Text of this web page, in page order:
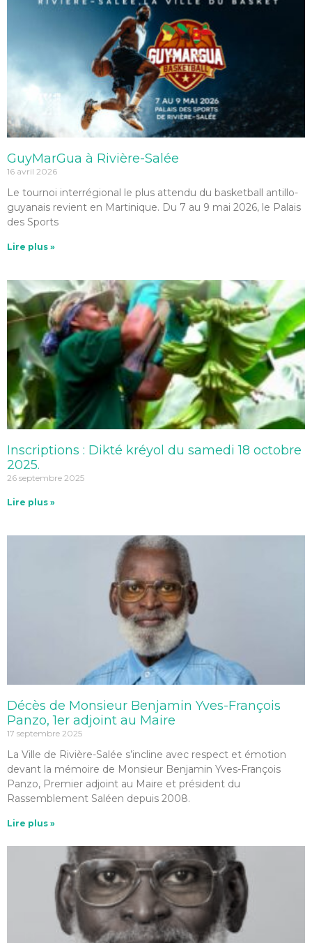
GuyMarGua à Rivière-Salée
16 avril 2026
Le tournoi interrégional le plus attendu du basketball antillo-
guyanais revient en Martinique. Du 7 au 9 mai 2026, le Palais
des Sports
Lire plus »
Inscriptions : Dikté kréyol du samedi 18 octobre
2025.
26 septembre 2025
Lire plus »
Décès de Monsieur Benjamin Yves-François
Panzo, 1er adjoint au Maire
17 septembre 2025
La Ville de Rivière-Salée s’incline avec respect et émotion
devant la mémoire de Monsieur Benjamin Yves-François
Panzo, Premier adjoint au Maire et président du
Rassemblement Saléen depuis 2008.
Lire plus »